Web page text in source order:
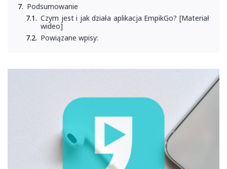
Podsumowanie
Czym jest i jak działa aplikacja EmpikGo? [Materiał
wideo]
Powiązane wpisy: